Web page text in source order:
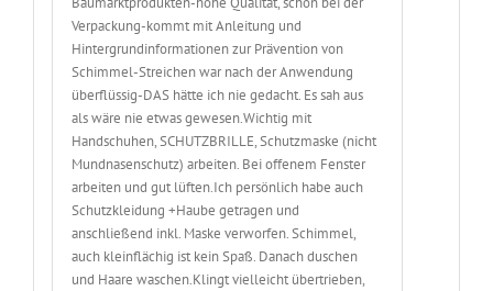
Verpackung-kommt mit Anleitung und
Hintergrundinformationen zur Prävention von
Schimmel-Streichen war nach der Anwendung
überflüssig-DAS hätte ich nie gedacht. Es sah aus
als wäre nie etwas gewesen.Wichtig mit
Handschuhen, SCHUTZBRILLE, Schutzmaske (nicht
Mundnasenschutz) arbeiten. Bei offenem Fenster
arbeiten und gut lüften.Ich persönlich habe auch
Schutzkleidung +Haube getragen und
anschließend inkl. Maske verworfen. Schimmel,
auch kleinflächig ist kein Spaß. Danach duschen
und Haare waschen.Klingt vielleicht übertrieben,